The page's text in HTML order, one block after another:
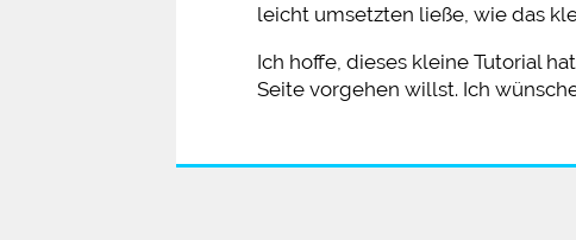
leicht umsetzten ließe, wie das
Ich hoffe, dieses kleine Tutorial
Seite vorgehen willst. Ich